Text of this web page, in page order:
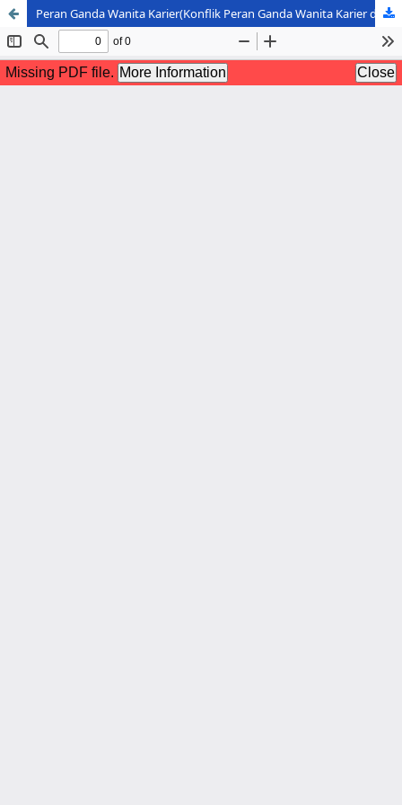
Peran Ganda Wanita Karier(Konflik Peran Ganda Wanita Karier ditinjau dalam Prespektif Islam)